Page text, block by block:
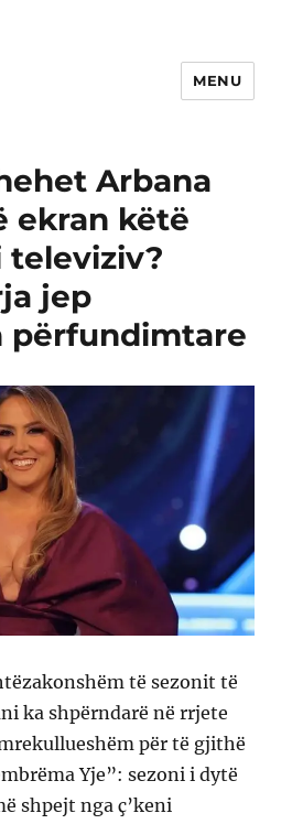
MENU
Arbana
ekran këtë
televiziv?
jep
përfundimtare
të sezonit të
ka shpërndarë në rrjete
për të gjithë
Yje”: sezoni i dytë
shpejt nga ç’keni